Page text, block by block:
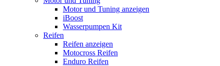
Motor und Tuning anzeigen
iBoost
Wasserpumpen Kit
Reifen
Reifen anzeigen
Motocross Reifen
Enduro Reifen